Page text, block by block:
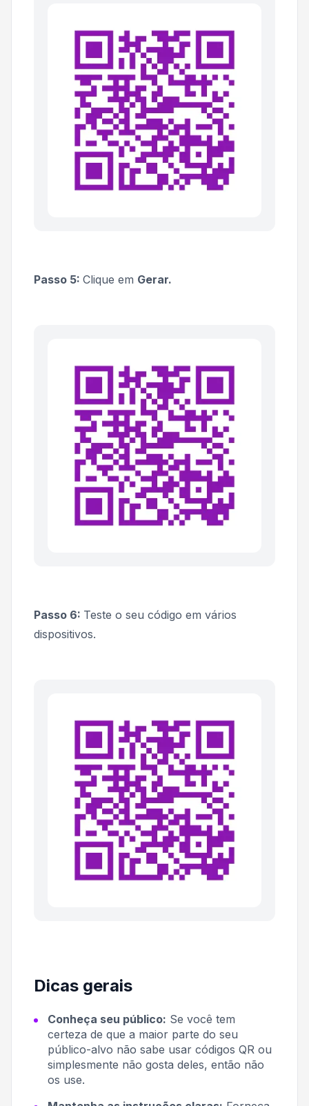
Passo 5: Clique em Gerar.
Passo 6: Teste o seu código em vários
dispositivos.
Dicas gerais
Conheça seu público: Se você tem
certeza de que a maior parte do seu
público-alvo não sabe usar códigos QR ou
simplesmente não gosta deles, então não
os use.